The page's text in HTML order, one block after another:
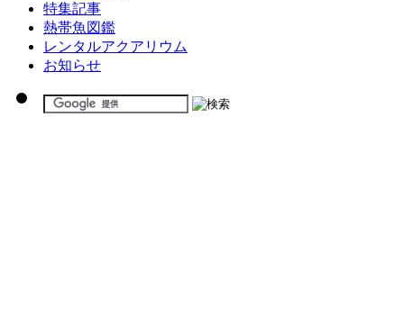
特集記事
熱帯魚図鑑
レンタルアクアリウム
お知らせ